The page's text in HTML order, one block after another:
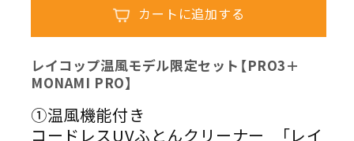
カートに追加する
レイコップ温風モデル限定セット【PRO3＋
MONAMI PRO】
①温風機能付き
コードレスUVふとんクリーナー 「レイ